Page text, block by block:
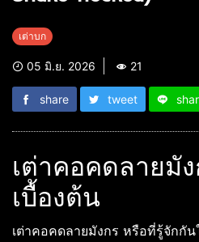
เต่าบก
05 มิ.ย. 2026 21
share tweet
เต่าคอคดลายมั
เบื้องต้น
เต่าคอคดลายมังกร หรือที่รู้จักกั